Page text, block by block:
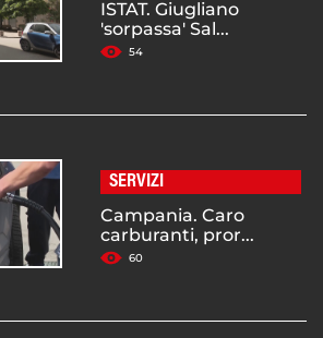
ISTAT. Giugliano
'sorpassa' Sal...
54
SERVIZI
Campania. Caro
carburanti, pror...
60